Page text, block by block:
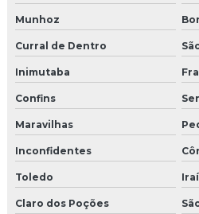
Munhoz
Curral de Dentro
Inimutaba
Confins
Maravilhas
Inconfidentes
Toledo
Claro dos Poções